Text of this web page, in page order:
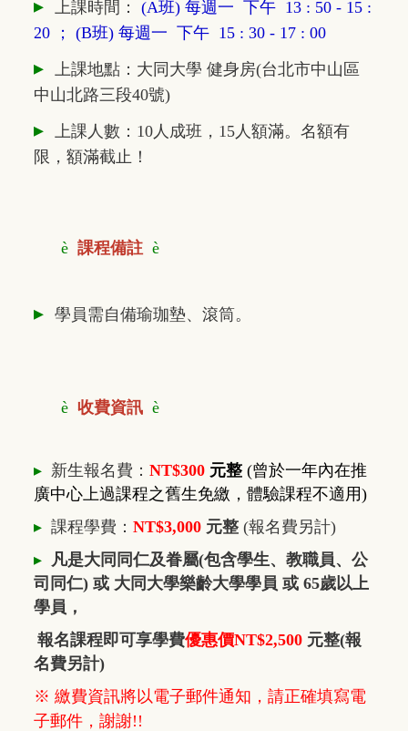
▸ 上課時間：
(A班) 每週一 下午 13 : 50 - 15 :
20 ；
(B班) 每週一 下午 15 : 30 - 17 : 00
▸
上課地點：大同大學 健身房(台北市中山區
中山北路三段40號)
▸
上課人數：10人成班，15人額滿。名額有
限，額滿截止！
è 課程備註 è
▸ 學員需自備瑜珈墊、滾筒。
è 收費資訊 è
▸ 新生報名費： NT$300 元整 (曾於一年內在推
廣中心上過課程之舊生免繳，體驗課程不適用)
▸ 課程學費： NT$3,000 元整 (報名費另計)
▸
凡是大同同仁及眷屬(包含學生、教職員、公
司同仁) 或 大同大學樂齡大學學員 或 65歲以上
學員，
報名課程即可享學費優惠價NT$2,500 元整(報
名費另計)
※ 繳費資訊將以電子郵件通知，請正確填寫電
子郵件，謝謝!!